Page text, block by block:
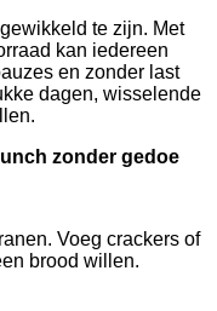
te zijn. Met
kan iedereen
en zonder last
dagen, wisselende
zonder gedoe
Voeg crackers of
brood willen.